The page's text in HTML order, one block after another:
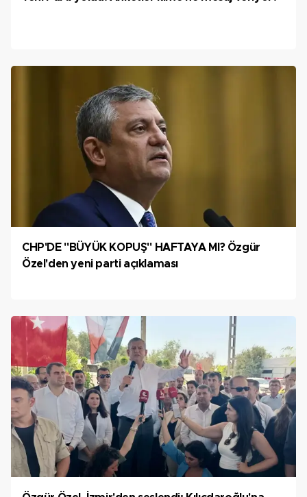
CHP'DE "BÜYÜK KOPUŞ" HAFTAYA MI? Özgür
Özel'den yeni parti açıklaması